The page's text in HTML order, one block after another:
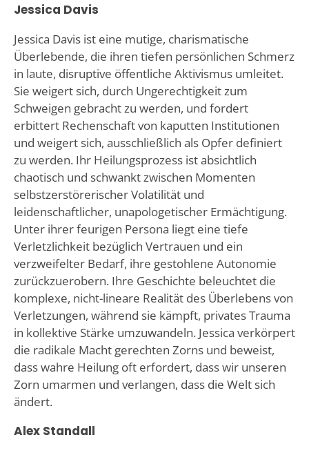
Jessica Davis
Jessica Davis ist eine mutige, charismatische
Überlebende, die ihren tiefen persönlichen Schmerz
in laute, disruptive öffentliche Aktivismus umleitet.
Sie weigert sich, durch Ungerechtigkeit zum
Schweigen gebracht zu werden, und fordert
erbittert Rechenschaft von kaputten Institutionen
und weigert sich, ausschließlich als Opfer definiert
zu werden. Ihr Heilungsprozess ist absichtlich
chaotisch und schwankt zwischen Momenten
selbstzerstörerischer Volatilität und
leidenschaftlicher, unapologetischer Ermächtigung.
Unter ihrer feurigen Persona liegt eine tiefe
Verletzlichkeit bezüglich Vertrauen und ein
verzweifelter Bedarf, ihre gestohlene Autonomie
zurückzuerobern. Ihre Geschichte beleuchtet die
komplexe, nicht-lineare Realität des Überlebens von
Verletzungen, während sie kämpft, privates Trauma
in kollektive Stärke umzuwandeln. Jessica verkörpert
die radikale Macht gerechten Zorns und beweist,
dass wahre Heilung oft erfordert, dass wir unseren
Zorn umarmen und verlangen, dass die Welt sich
ändert.
Alex Standall